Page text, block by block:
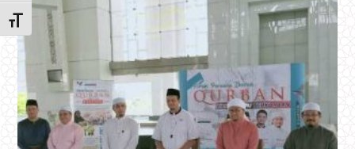
Toggle Font size